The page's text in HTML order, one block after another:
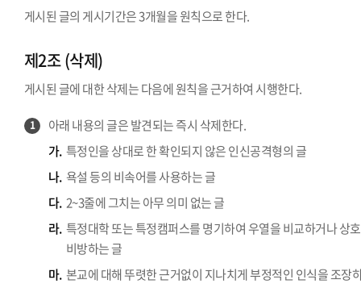
게시된 글의 게시기간은 3개월을 원칙으로 한다.
제2조 (삭제)
게시된 글에 대한 삭제는 다음에 원칙을 근거하여 시행한다.
1
아래 내용의 글은 발견되는 즉시 삭제한다.
가. 특정인을 상대로 한 확인되지 않은 인신공격형의 글
나. 욕설 등의 비속어를 사용하는 글
다. 2~3줄에 그치는 아무 의미 없는 글
라. 특정대학 또는 특정캠퍼스를 명기하여 우열을 비교하거나 상호
비방하는 글
마. 본교에 대해 뚜렷한 근거없이 지나치게 부정적인 인식을 조장